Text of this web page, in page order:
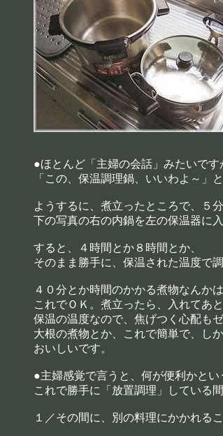
●ほとんど「主婦の会話」みたいです
「この、保温調理鍋、いいわよ～」
ようするに、煮立ったところで、５
下の写真の右の内鍋を左の保温器に入
すると、４時間とか８時間とか、
そのまま勝手に、保温された温度で
４０分とか時間のかかる煮物なんかは
これでＯＫ。煮立ったら、入れてあ
保温の温度なので、焦げつく心配もゼ
大根の煮物とか、これで簡単で、し
おいしいです。
●主婦感覚で言うと、何が便利かとい
これで勝手に「放置調理」している間
１／その間に、別の料理にかかれるこ